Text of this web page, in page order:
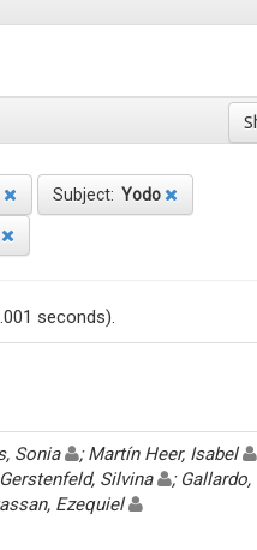
Subject: Yodo
seconds).
Sonia ; Martín Heer, Isabel
Silvina ; Gallardo,
Ezequiel